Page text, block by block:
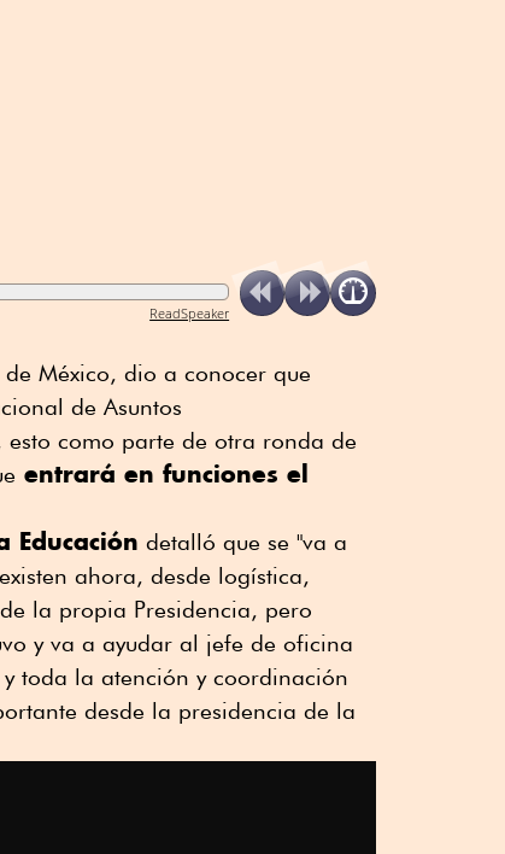
ReadSpeaker
México, dio a conocer que
de Asuntos
esto como parte de otra ronda de
entrará en funciones el
Educación detalló que se "va a
ahora, desde logística,
la propia Presidencia, pero
y va a ayudar al jefe de oficina
toda la atención y coordinación
desde la presidencia de la